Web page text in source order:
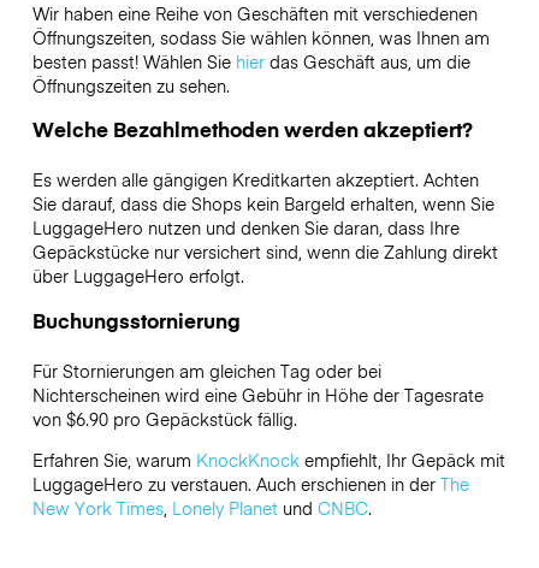
Wir haben eine Reihe von Geschäften mit verschiedenen
Öffnungszeiten, sodass Sie wählen können, was Ihnen am
besten passt! Wählen Sie hierdas Geschäft aus, um die
Öffnungszeiten zu sehen.
Welche Bezahlmethoden werden akzeptiert?
Es werden alle gängigen Kreditkarten akzeptiert. Achten
Sie darauf, dass die Shops kein Bargeld erhalten, wenn Sie
LuggageHero nutzen und denken Sie daran, dass Ihre
Gepäckstücke nur versichert sind, wenn die Zahlung direkt
über LuggageHero erfolgt.
Buchungsstornierung
Für Stornierungen am gleichen Tag oder bei
Nichterscheinen wird eine Gebühr in Höhe der Tagesrate
von $6.90 pro Gepäckstück fällig.
Erfahren Sie, warum KnockKnockempfiehlt, Ihr Gepäck mit
LuggageHero zu verstauen. Auch erschienen in der The
New York Times, Lonely Planetund CNBC.